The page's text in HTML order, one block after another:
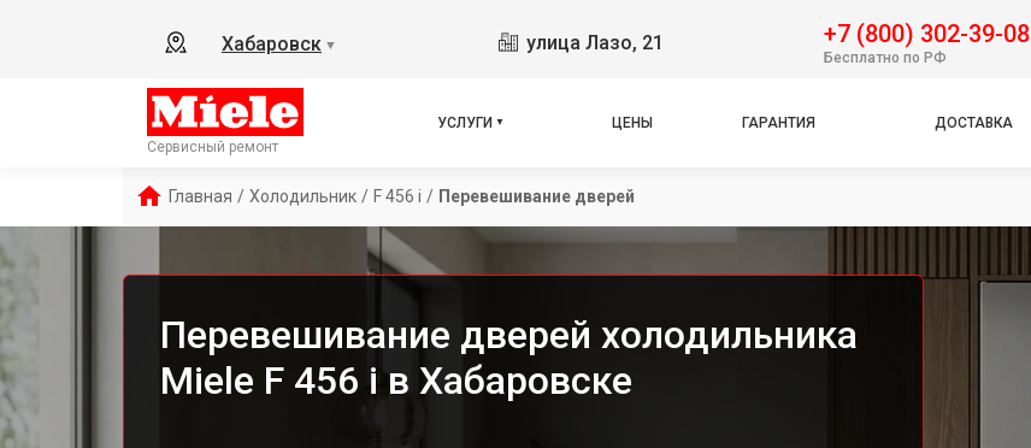
Хабаровск ▼ улица Лазо, 21 +7 (800) 302-39-08
Бесплатно по РФ
Сервисный ремонт
УСЛУГИ ЦЕНЫ ГАРАНТИЯ ДОСТАВКА
Главная / Холодильник / F 456 i / Перевешивание дверей
Перевешивание дверей холодильника
Miele F 456 i в Хабаровске